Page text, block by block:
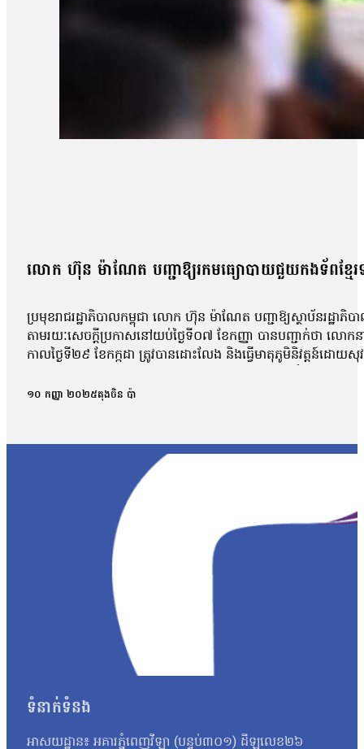
លោក ហ៊ុន ម៉ាណែត បញ្ជាឱ្យរកមធ្យោបាយជួយកងទ័ពខ្មែរ
ប្រមុខរាជរដ្ឋាភិបាលកម្ពុជា លោក ហ៊ុន ម៉ាណែត បញ្ជាឱ្យស្ថាប័នរដ្ឋា
តាមរយៈសេចក្តីប្រកាសនៅយប់ថ្ងៃទី០៧ ខែកញ្ញា បានបញ្ជាក់ថា លោ
កាលថ្ងៃទី២៩ ខែកក្កដា ត្រូវបានដោះលែង និងធ្វើមាតុភូមិនិវត្តន៍ដោ
កងទ័ពទាំងនោះ»។ ប្រភពដដែលបន្តថា ក្រសួងការបរទេស ក្រសួងការព
ដោយមិនរើសមុខ ការរក្សានូវសម្បត្តិបេតិកភណ្ឌវប្បធម៌ និងការហាមឃា
បានអះអាងថានឹងធ្វើដំណើរទស្សនកិច្ចតាមដាននៅដើមខែកញ្ញា ដើម្បី
កាលពីព្រឹកថ្ងៃទី២៩ ខែកក្កដា ពោលគឺក្រោយបទឈប់បាញ់ចូលជាធរមា
ទាហាន ថៃក៏បានបញ្ជូនកងទ័ពខ្មែរចំនួន២នាក់បន្ថែមទៀតតាមរយៈរថយ
១០ កញ្ញា ២០២៥តុងចិន ប៉ា
ទំនាក់ទំនង
អាសយដ្ឋាន៖ អគារភ្នំពេញវីឡា (បន្ទប់៣០១) ដីឡូលេខ២៦